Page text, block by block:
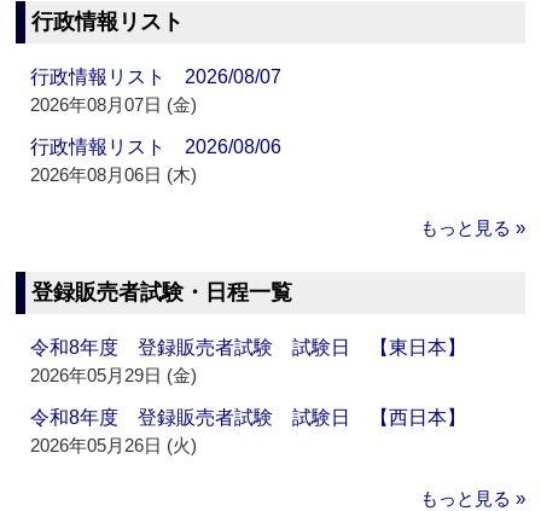
行政情報リスト
行政情報リスト 2026/08/07
2026年08月07日 (金)
行政情報リスト 2026/08/06
2026年08月06日 (木)
もっと見る »
登録販売者試験・日程一覧
令和8年度 登録販売者試験 試験日 【東日本】
2026年05月29日 (金)
令和8年度 登録販売者試験 試験日 【西日本】
2026年05月26日 (火)
もっと見る »